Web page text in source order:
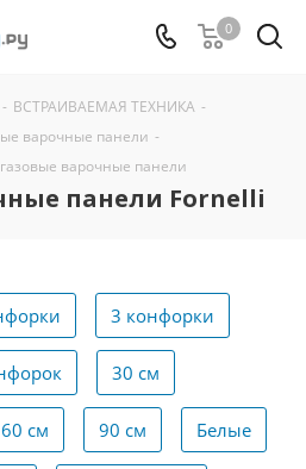
0
- ВСТРАИВАЕМАЯ ТЕХНИКА -
варочные панели -
варочные панели
панели Fornelli
3 конфорки
30 см
60 см 90 см Белые